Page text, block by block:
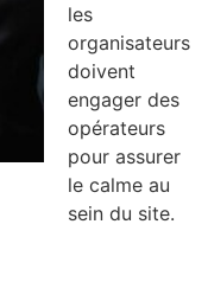
les
organisateurs
doivent
engager des
opérateurs
pour assurer
le calme au
sein du site.